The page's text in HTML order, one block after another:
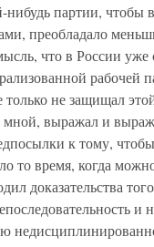
нибудь партии, чтобы
преобладало
что в России
рабочей
только не защищал
мной, выражал и
к тому,
то время, когда
доказательства
и